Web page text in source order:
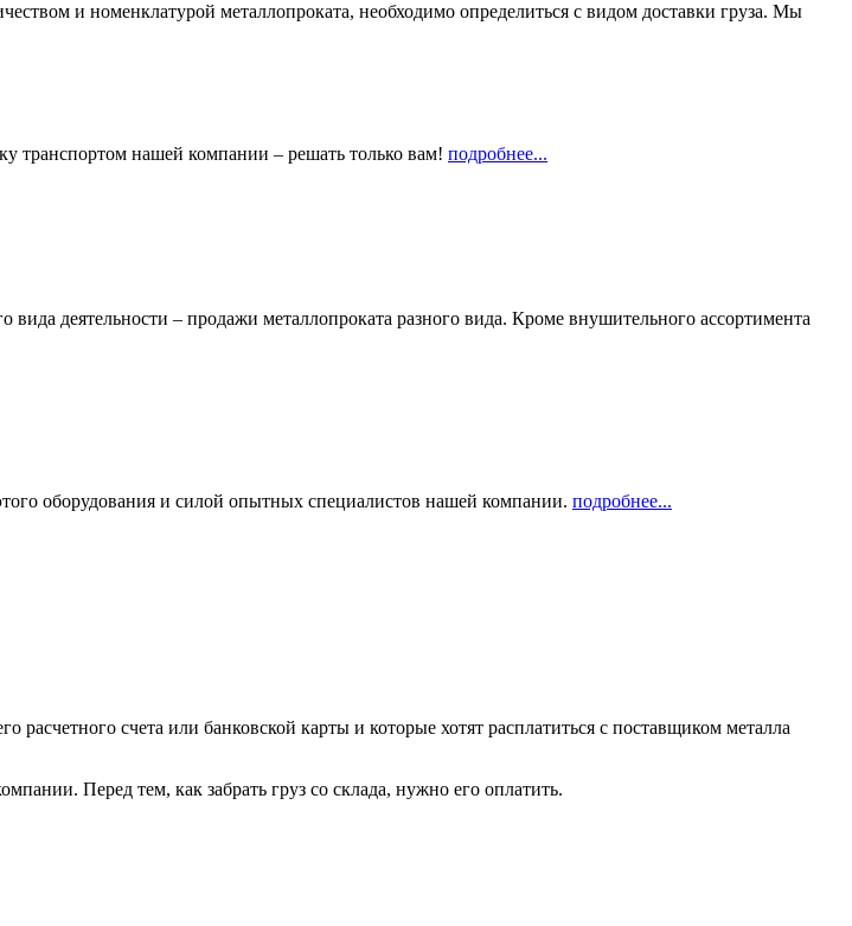
и номенклатурой металлопроката, необходимо определиться с видом доставки груза. Мы
транспортом нашей компании – решать только вам! подробнее...
деятельности – продажи металлопроката разного вида. Кроме внушительного ассортимента
оборудования и силой опытных специалистов нашей компании. подробнее...
счета или банковской карты и которые хотят расплатиться с поставщиком металла
Перед тем, как забрать груз со склада, нужно его оплатить.